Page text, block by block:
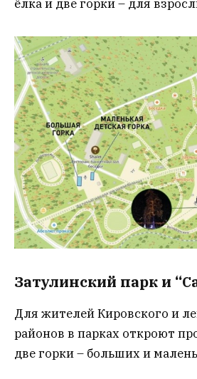
ёлка и две горки – для
Затулинский парк и
Для жителей Кировского и
районов в парках откроют
две горки – больших и